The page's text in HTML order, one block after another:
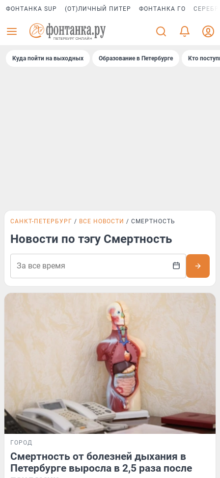
ФОНТАНКА SUP (ОТ)ЛИЧНЫЙ ПИТЕР ФОНТАНКА ГО
Куда пойти на выходных Образование в Петербурге Кто
САНКТ-ПЕТЕРБУРГ ВСЕ НОВОСТИ СМЕРТНОСТЬ
Новости по тэгу Смертность
ГОРОД
Смертность от болезней дыхания в
Петербурге выросла в 2,5 раза после